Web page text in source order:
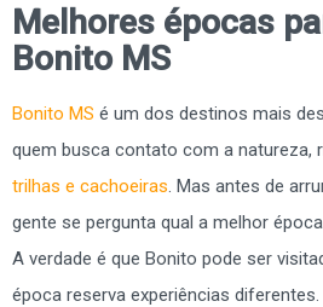
Melhores épocas
Bonito MS
Bonito MS é um dos destinos mais
quem busca contato com a natureza,
trilhas e cachoeiras. Mas antes de
gente se pergunta qual a melhor
A verdade é que Bonito pode ser
época reserva experiências diferentes.